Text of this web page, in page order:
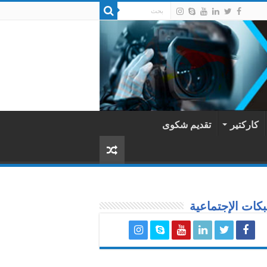
كاركتير تقديم شكوى
الإجتماعية